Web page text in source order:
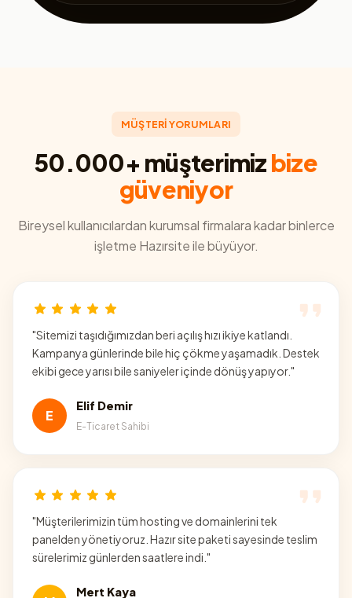
MÜŞTERİ YORUMLARI
50.000+ müşterimizbize
güveniyor
Bireysel kullanıcılardan kurumsal firmalara kadar binlerce
işletme Hazırsite ile büyüyor.
"Sitemizi taşıdığımızdan beri açılış hızı ikiye katlandı.
Kampanya günlerinde bile hiç çökme yaşamadık. Destek
ekibi gece yarısı bile saniyeler içinde dönüş yapıyor."
E
Elif Demir
E-Ticaret Sahibi
"Müşterilerimizin tüm hosting ve domainlerini tek
panelden yönetiyoruz. Hazır site paketi sayesinde teslim
sürelerimiz günlerden saatlere indi. "
Mert Kaya